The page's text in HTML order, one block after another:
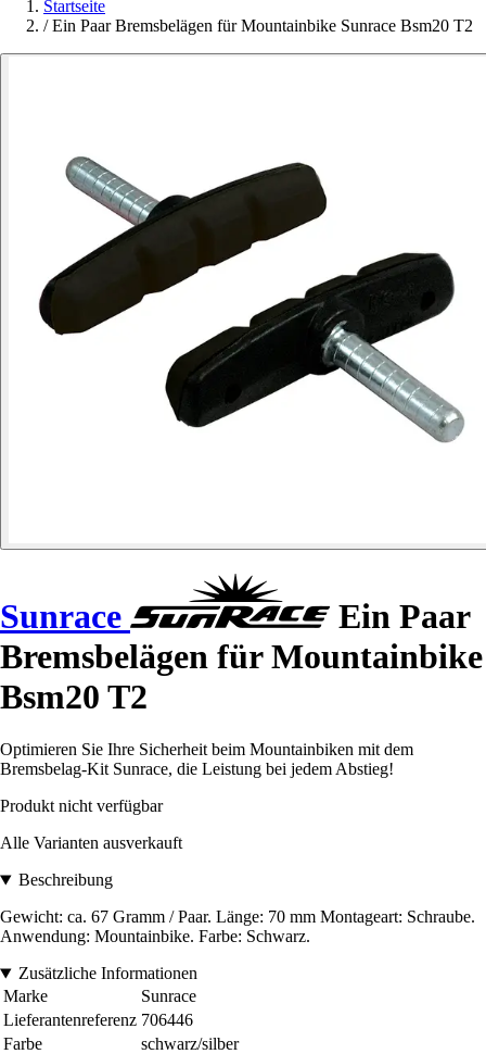
Startseite
/ Ein Paar Bremsbelägen für Mountainbike Sunrace Bsm20 T2
Sunrace
Ein Paar
Bremsbelägen für Mountainbike
Bsm20 T2
Optimieren Sie Ihre Sicherheit beim Mountainbiken mit dem
Bremsbelag-Kit Sunrace, die Leistung bei jedem Abstieg!
Produkt nicht verfügbar
Alle Varianten ausverkauft
Beschreibung
Gewicht: ca. 67 Gramm / Paar. Länge: 70 mm Montageart: Schraube.
Anwendung: Mountainbike. Farbe: Schwarz.
Zusätzliche Informationen
Marke
Sunrace
Lieferantenreferenz 706446
Farbe
schwarz/silber